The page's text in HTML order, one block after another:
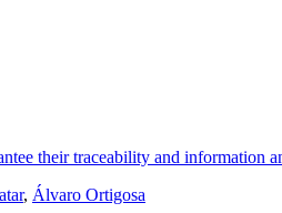
their traceability and information
, Álvaro Ortigosa